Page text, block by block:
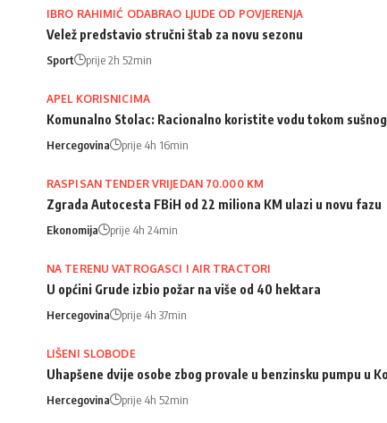
IBRO RAHIMIĆ ODABRAO LJUDE OD POVJERENJA
Velež predstavio stručni štab za novu sezonu
Sport prije 2h 52min
APEL KORISNICIMA
Komunalno Stolac: Racionalno koristite vodu tokom
Hercegovina prije 4h 16min
RASPISAN TENDER VRIJEDAN 70.000 KM
Zgrada Autocesta FBiH od 22 miliona KM ulazi u novu fazu
Ekonomija prije 4h 24min
NA TERENU VATROGASCI I AIR TRACTORI
U općini Grude izbio požar na više od 40 hektara
Hercegovina prije 4h 37min
LIŠENI SLOBODE
Uhapšene dvije osobe zbog provale u benzinsku pumpu u
Hercegovina prije 4h 52min